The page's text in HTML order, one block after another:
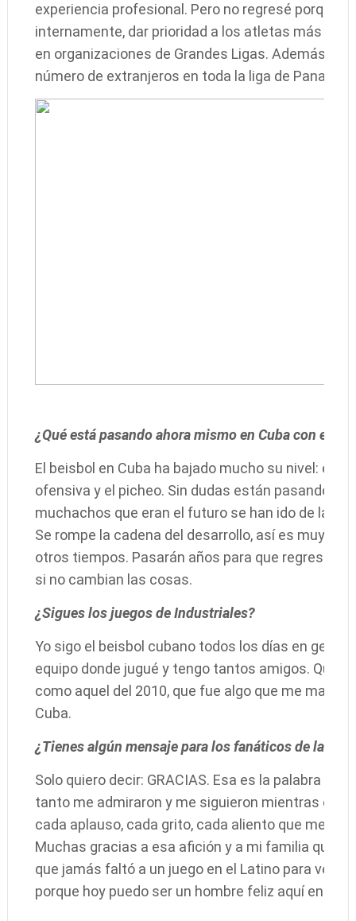
experiencia profesional. Pero no regresé porque
internamente, dar prioridad a los atletas más
en organizaciones de Grandes Ligas. Además,
número de extranjeros en toda la liga de Panamá.
¿Qué está pasando ahora mismo en Cuba con el
El beisbol en Cuba ha bajado mucho su nivel:
ofensiva y el picheo. Sin dudas están pasando
muchachos que eran el futuro se han ido de la
Se rompe la cadena del desarrollo, así es muy
otros tiempos. Pasarán años para que
si no cambian las cosas.
¿Sigues los juegos de Industriales?
Yo sigo el beisbol cubano todos los días en
equipo donde jugué y tengo tantos amigos.
como aquel del 2010, que fue algo que me marcó
Cuba.
¿Tienes algún mensaje para los fanáticos de la
Solo quiero decir: GRACIAS. Esa es la palabra
tanto me admiraron y me siguieron mientras
cada aplauso, cada grito, cada aliento que me
Muchas gracias a esa afición y a mi familia que
que jamás faltó a un juego en el Latino para
porque hoy puedo ser un hombre feliz aquí en